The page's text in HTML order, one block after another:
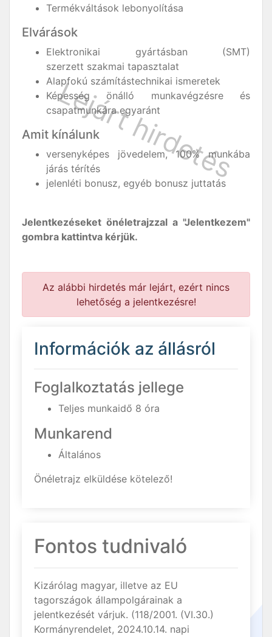
Termékváltások lebonyolítása
Elvárások
Elektronikai gyártásban (SMT)
szerzett szakmai tapasztalat
Alapfokú számítástechnikai ismeretek
Képesség önálló munkavégzésre és
csapatmunkára egyaránt
Amit kínálunk
versenyképes jövedelem, 100% munkába
járás térítés
jelenléti bonusz, egyéb bonusz juttatás
Jelentkezéseket önéletrajzzal a "Jelentkezem"
gombra kattintva kérjük.
Az alábbi hirdetés már lejárt, ezért nincs
lehetőség a jelentkezésre!
Információk az állásról
Foglalkoztatás jellege
Teljes munkaidő 8 óra
Munkarend
Általános
Önéletrajz elküldése kötelező!
Fontos tudnivaló
Kizárólag magyar, illetve az EU
tagországok állampolgárainak a
jelentkezését várjuk. (118/2001. (VI.30.)
Kormányrendelet, 2024.10.14. napi